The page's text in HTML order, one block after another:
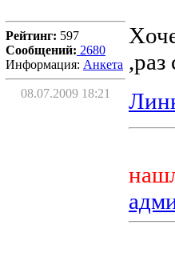
Рейтинг: 597
Сообщений: 2680
Информация: Aнкета
08.07.2009 18:21